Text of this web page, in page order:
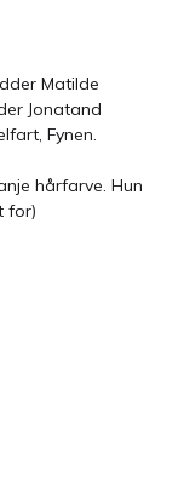
Matilde
Jonatand
Fynen.
hårfarve. Hun
for)